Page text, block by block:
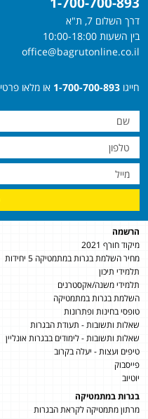
דרך השלום 7, ת"א
בין השעות 10:00-18:00
office@bagrutonline.co.il
חייגו 1-700-700-893 או מלאו
הרשמה
מיקוד חורף 2021
מחיר השלמת בגרות במתמטיקה 5 יחידות
תלמידי תיכון
תלמידי משנה/אקסטרנים
השלמת בגרות במתמטיקה
טופסי בחינות ופתרונות
שאלות ותשובות - תעודת הבגרות
שאלות ותשובות - לימודים בבגרות אונליין
טיפים ועצות - יעלה בקרוב
פייסבוק
יוטיוב
בגרות במתמטיקה
מרתון מתמטיקה לקראת הבגרות